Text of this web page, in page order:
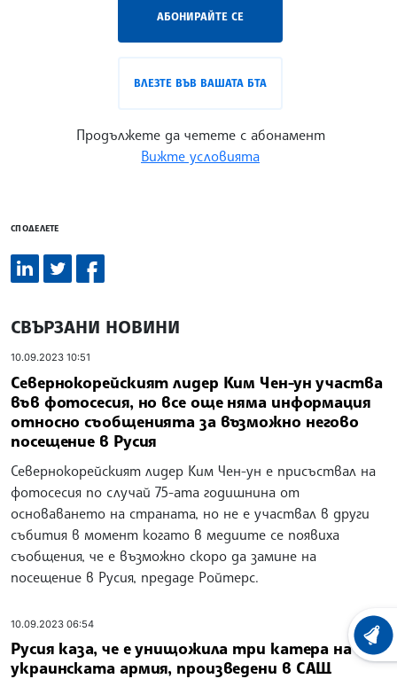
АБОНИРАЙТЕ СЕ
ВЛЕЗТЕ ВЪВ ВАШАТА БТА
Продължете да четете с абонамент
Вижте условията
СПОДЕЛЕТЕ
СВЪРЗАНИ НОВИНИ
10.09.2023 10:51
Севернокорейският лидер Ким Чен-ун участва
във фотосесия, но все още няма информация
относно съобщенията за възможно негово
посещение в Русия
Севернокорейският лидер Ким Чен-ун е присъствал на
фотосесия по случай 75-ата годишнина от
основаването на страната, но не е участвал в други
събития в момент когато в медиите се появиха
съобщения, че е възможно скоро да замине на
посещение в Русия, предаде Ройтерс.
10.09.2023 06:54
Русия каза, че е унищожила три катера на
украинската армия, произведени в САЩ